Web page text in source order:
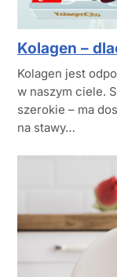
Kolagen –
Kolagen jest
w naszym ciele.
szerokie – ma
na stawy…